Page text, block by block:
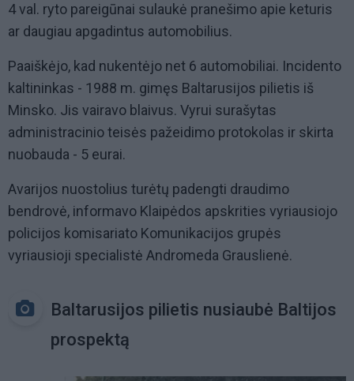
4 val. ryto pareigūnai sulaukė pranešimo apie keturis
ar daugiau apgadintus automobilius.
Paaiškėjo, kad nukentėjo net 6 automobiliai. Incidento
kaltininkas - 1988 m. gimęs Baltarusijos pilietis iš
Minsko. Jis vairavo blaivus. Vyrui surašytas
administracinio teisės pažeidimo protokolas ir skirta
nuobauda - 5 eurai.
Avarijos nuostolius turėtų padengti draudimo
bendrovė, informavo Klaipėdos apskrities vyriausiojo
policijos komisariato Komunikacijos grupės
vyriausioji specialistė Andromeda Grauslienė.
Baltarusijos pilietis nusiaubė Baltijos
prospektą